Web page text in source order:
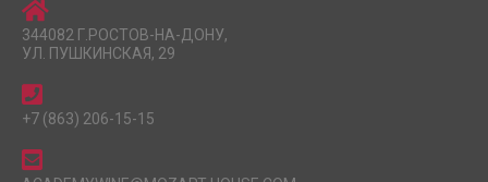
344082 Г.РОСТОВ-НА-ДОНУ,
УЛ. ПУШКИНСКАЯ, 29
+7 (863) 206-15-15